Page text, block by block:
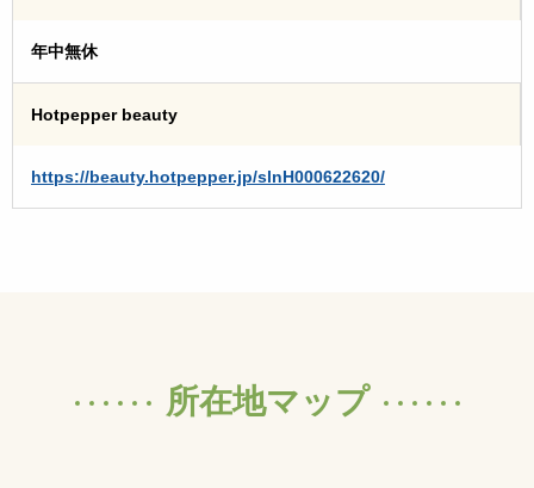
年中無休
Hotpepper beauty
https://beauty.hotpepper.jp/slnH000622620/
所在地マップ